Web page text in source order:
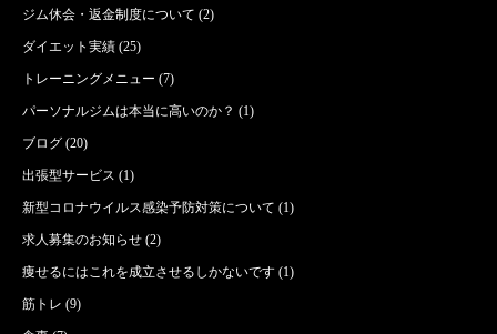
ジム休会・返金制度について (2)
ダイエット実績 (25)
トレーニングメニュー (7)
パーソナルジムは本当に高いのか？ (1)
ブログ (20)
出張型サービス (1)
新型コロナウイルス感染予防対策について (1)
求人募集のお知らせ (2)
痩せるにはこれを成立させるしかないです (1)
筋トレ (9)